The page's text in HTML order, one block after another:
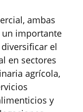
ambas
un importante
el
en sectores
agrícola,
y